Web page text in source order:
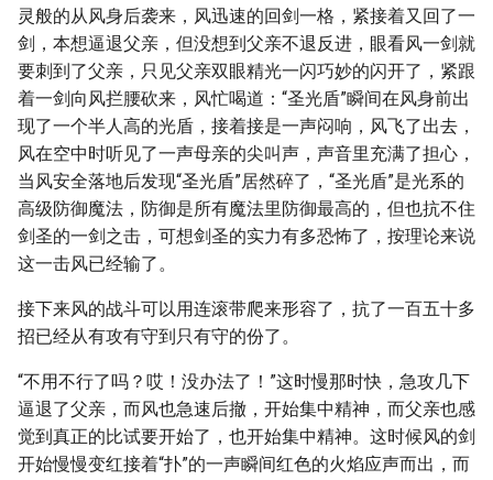
灵般的从风身后袭来，风迅速的回剑一格，紧接着又回了一
剑，本想逼退父亲，但没想到父亲不退反进，眼看风一剑就
要刺到了父亲，只见父亲双眼精光一闪巧妙的闪开了，紧跟
着一剑向风拦腰砍来，风忙喝道：“圣光盾”瞬间在风身前出
现了一个半人高的光盾，接着接是一声闷响，风飞了出去，
风在空中时听见了一声母亲的尖叫声，声音里充满了担心，
当风安全落地后发现“圣光盾”居然碎了，“圣光盾”是光系的
高级防御魔法，防御是所有魔法里防御最高的，但也抗不住
剑圣的一剑之击，可想剑圣的实力有多恐怖了，按理论来说
这一击风已经输了。
接下来风的战斗可以用连滚带爬来形容了，抗了一百五十多
招已经从有攻有守到只有守的份了。
“不用不行了吗？哎！没办法了！”这时慢那时快，急攻几下
逼退了父亲，而风也急速后撤，开始集中精神，而父亲也感
觉到真正的比试要开始了，也开始集中精神。这时候风的剑
开始慢慢变红接着“扑”的一声瞬间红色的火焰应声而出，而